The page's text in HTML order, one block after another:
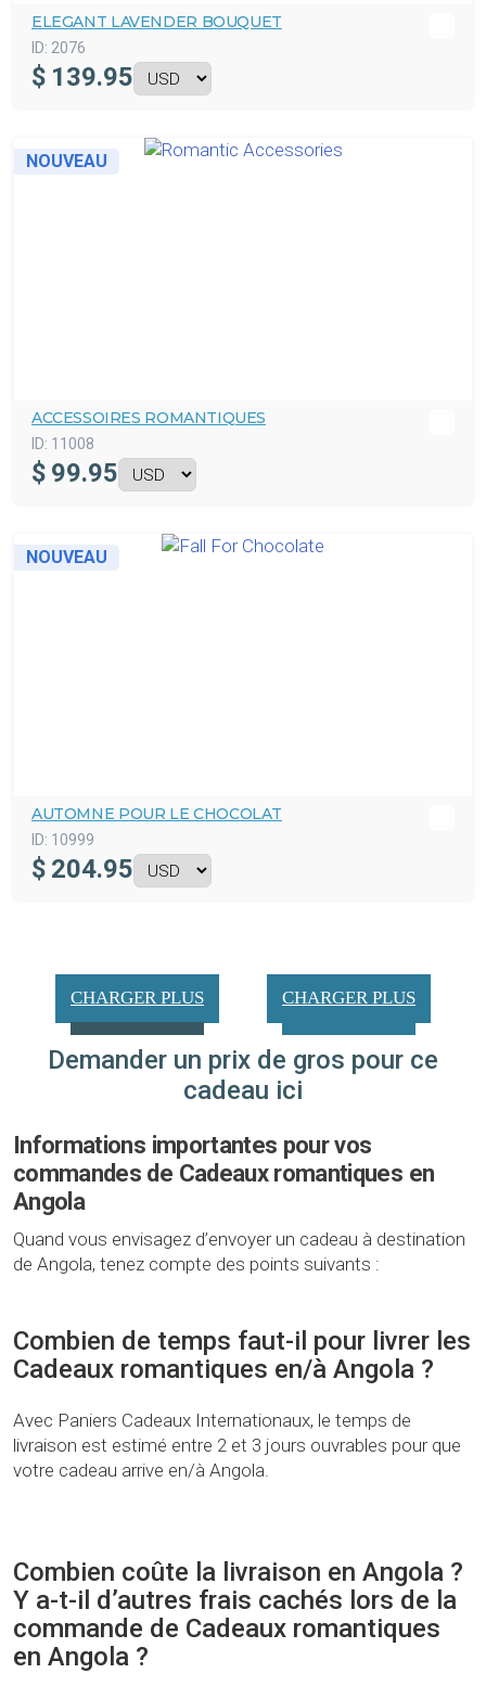
ELEGANT LAVENDER BOUQUET
ID: 2076
$ 139.95
NOUVEAU
ACCESSOIRES ROMANTIQUES
ID: 11008
$ 99.95
NOUVEAU
AUTOMNE POUR LE CHOCOLAT
ID: 10999
$ 204.95
CHARGER PLUS CHARGER PLUS
Demander un prix de gros pour ce
cadeau ici
Informations importantes pour vos
commandes de Cadeaux romantiques en
Angola
Quand vous envisagez d’envoyer un cadeau à destination
de Angola, tenez compte des points suivants :
Combien de temps faut-il pour livrer les
Cadeaux romantiques en/à Angola ?
Avec Paniers Cadeaux Internationaux, le temps de
livraison est estimé entre 2 et 3 jours ouvrables pour que
votre cadeau arrive en/à Angola.
Combien coûte la livraison en Angola ?
Y a-t-il d’autres frais cachés lors de la
commande de Cadeaux romantiques
en Angola ?